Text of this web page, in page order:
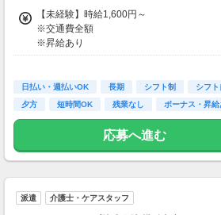
交通費：別途全額支給
※車・バイク通勤に関して施設により異な
合あり（応相談）
【未経験】時給1,600円～
※交通費全額
※昇給あり
◎日勤／未経験の場合
・日収(1,600*8)円（時給1,600円×8h）
※資格手当あり（時給50円～UP/資格の種類
日払い・週払いOK 長期 シフト制 シフト
夕方
短時間OK 残業なし ボーナス・昇給
応募へ進む
派遣 介護士・ケアスタッフ